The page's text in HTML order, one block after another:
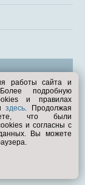
работы сайта и
подробную
и правилах
здесь. Продолжая
что были
и согласны с
Вы можете